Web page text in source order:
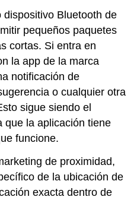
Bluetooth de
pequeños paquetes
cortas. Si entra en
la app de la marca
notificación de
o cualquier otra
sigue siendo el
que la aplicación tiene
funcione.
de proximidad,
de la ubicación de
exacta dentro de